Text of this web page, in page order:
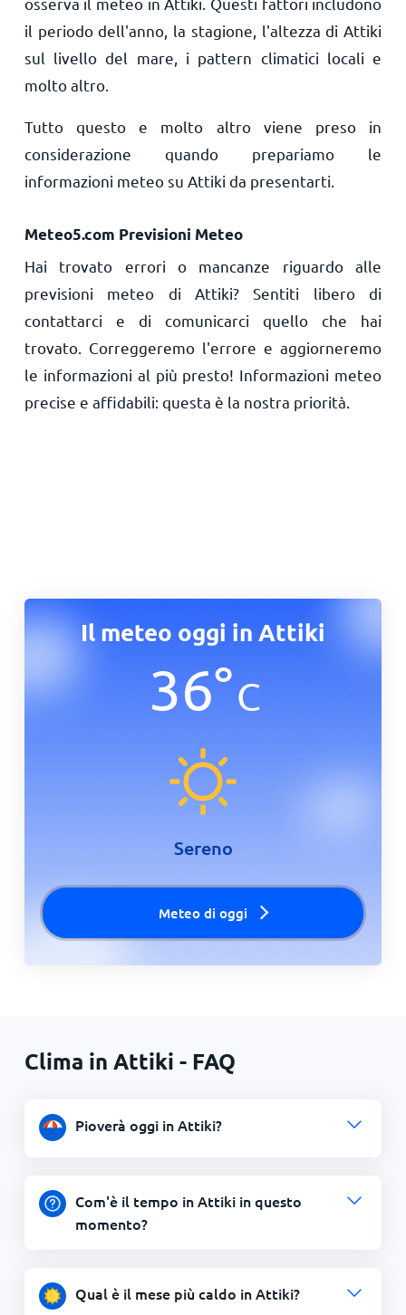
il periodo dell'anno, la stagione, l'altezza di Attiki
sul livello del mare, i pattern climatici locali e
molto altro.
Tutto questo e molto altro viene preso in
considerazione quando prepariamo le
informazioni meteo su Attiki da presentarti.
Meteo5.com Previsioni Meteo
Hai trovato errori o mancanze riguardo alle
previsioni meteo di Attiki? Sentiti libero di
contattarci e di comunicarci quello che hai
trovato. Correggeremo l'errore e aggiorneremo
le informazioni al più presto! Informazioni meteo
precise e affidabili: questa è la nostra priorità.
Il meteo oggi in Attiki
36°C
Sereno
Meteo di oggi
Clima in Attiki - FAQ
Pioverà oggi in Attiki?
Com'è il tempo in Attiki in questo
momento?
Qual è il mese più caldo in Attiki?